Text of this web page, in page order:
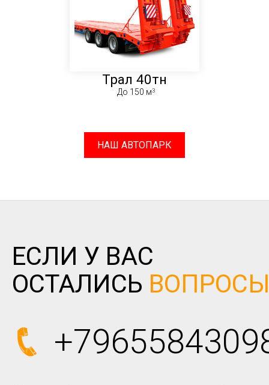
Трал 40тн
До 150 м
НАШ АВТОПАРК
ЕСЛИ У ВАС
ОСТАЛИСЬ